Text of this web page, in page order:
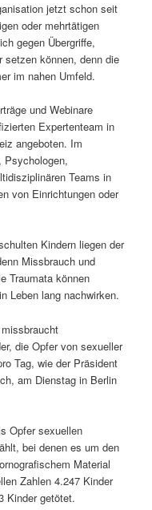
jetzt schon seit
oder mehrtätigen
gegen Übergriffe,
setzen können, denn die
im nahen Umfeld.
und Webinare
Expertenteam in
angeboten. Im
Psychologen,
Teams in
von Einrichtungen oder
Kindern liegen der
Missbrauch und
Traumata können
Leben lang nachwirken.
die Opfer von sexueller
Tag, wie der Präsident
am Dienstag in Berlin
Opfer sexuellen
bei denen es um den
Material
Zahlen 4.247 Kinder
Kinder getötet.